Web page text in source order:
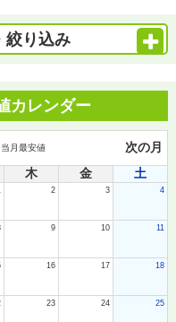
絞り込み
カレンダー
当月最安値
次の月
木 金 土
2 3 4
9 10 11
16 17 18
23 24 25